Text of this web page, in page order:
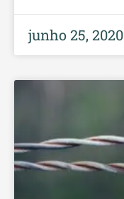
junho 25, 2020